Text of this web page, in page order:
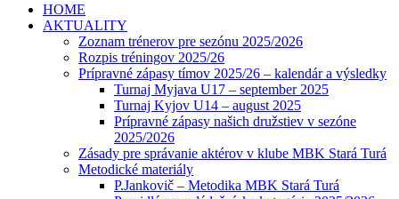
HOME
AKTUALITY
Zoznam trénerov pre sezónu 2025/2026
Rozpis tréningov 2025/26
Prípravné zápasy tímov 2025/26 – kalendár a výsledky
Turnaj Myjava U17 – september 2025
Turnaj Kyjov U14 – august 2025
Prípravné zápasy našich družstiev v sezóne
2025/2026
Zásady pre správanie aktérov v klube MBK Stará Turá
Metodické materiály
P.Jankovič – Metodika MBK Stará Turá